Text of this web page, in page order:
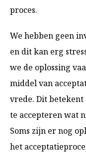
proces.
We hebben geen
en dit kan erg
we de oplossing
middel van
vrede. Dit
te accepteren wat
Soms zijn er nog
het